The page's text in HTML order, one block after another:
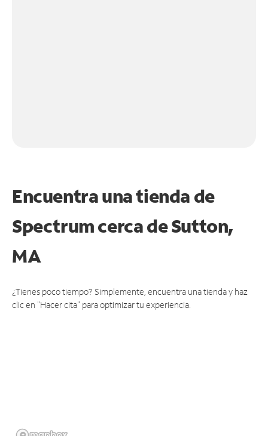
Encuentra una tienda de
Spectrumcerca de Sutton,
MA
¿Tienes poco tiempo? Simplemente, encuentra una tienda y haz
clic en "Hacer cita" para optimizar tu experiencia.